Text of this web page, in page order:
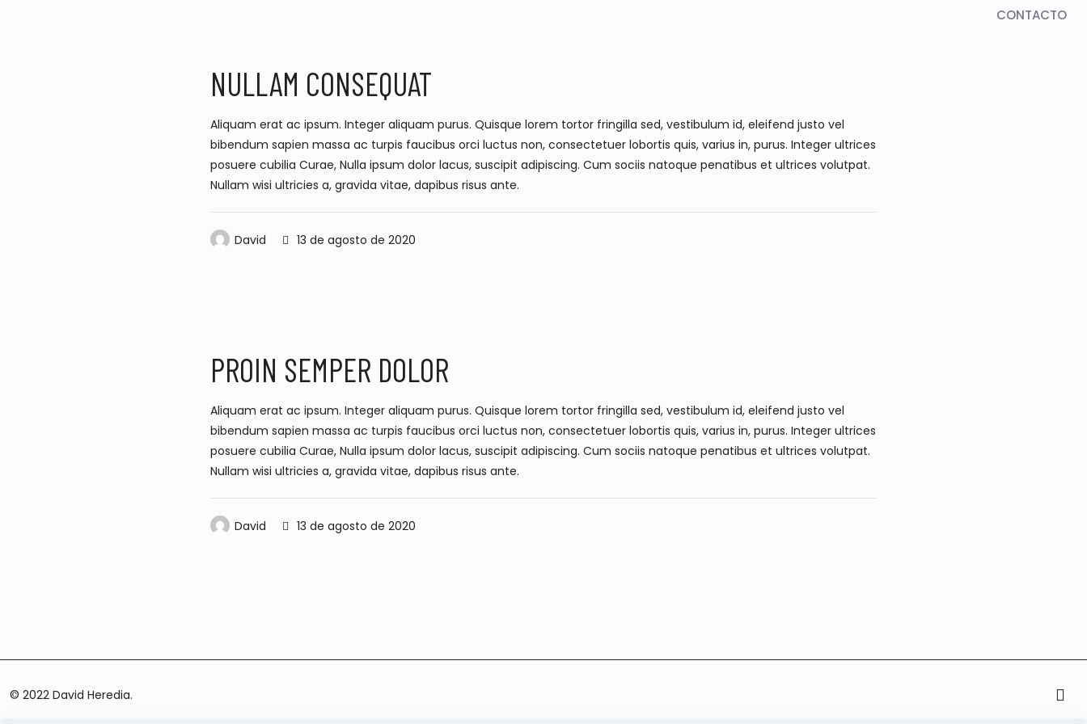
CONTACTO
NULLAM CONSEQUAT
Aliquam erat ac ipsum. Integer aliquam purus. Quisque lorem tortor fringilla sed, vestibulum id, eleifend justo vel
bibendum sapien massa ac turpis faucibus orci luctus non, consectetuer lobortis quis, varius in, purus. Integer ultrices
posuere cubilia Curae, Nulla ipsum dolor lacus, suscipit adipiscing. Cum sociis natoque penatibus et ultrices volutpat.
Nullam wisi ultricies a, gravida vitae, dapibus risus ante.
David 13 de agosto de 2020
PROIN SEMPER DOLOR
Aliquam erat ac ipsum. Integer aliquam purus. Quisque lorem tortor fringilla sed, vestibulum id, eleifend justo vel
bibendum sapien massa ac turpis faucibus orci luctus non, consectetuer lobortis quis, varius in, purus. Integer ultrices
posuere cubilia Curae, Nulla ipsum dolor lacus, suscipit adipiscing. Cum sociis natoque penatibus et ultrices volutpat.
Nullam wisi ultricies a, gravida vitae, dapibus risus ante.
David 13 de agosto de 2020
© 2022 David Heredia.